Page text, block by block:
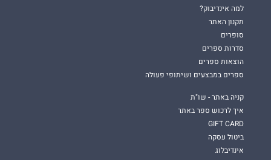
למה אינדיבוק?
תקנון האתר
סופרים
סדרות ספרים
הוצאות ספרים
ספרים במבצעים ושיתופי פעולה
קניה באתר - שו"ת
איך לרכוש ספר באתר
GIFT CARD
ביטול עסקה
אינדיבלוג